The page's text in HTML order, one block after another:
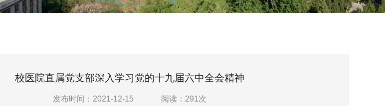
校医院直属党支部深入学习党的十九届六中全会精神
发布时间：2021-12-15 阅读： 291 次